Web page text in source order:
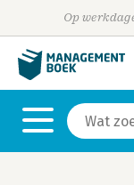
Op